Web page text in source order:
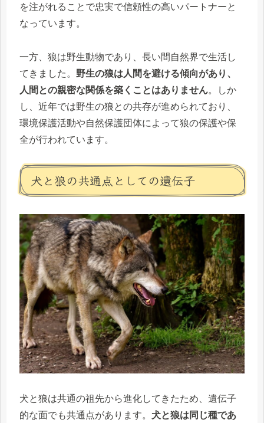
を注がれることで忠実で信頼性の高いパートナーと
なっています。
一方、狼は野生動物であり、長い間自然界で生活し
てきました。 野生の狼は人間を避ける傾向があり、
人間との親密な関係を築くことはありません。しか
し、近年では野生の狼との共存が進められており、
環境保護活動や自然保護団体によって狼の保護や保
全が行われています。
犬と狼の共通点としての遺伝子
犬と狼は共通の祖先から進化してきたため、遺伝子
的な面でも共通点があります。 犬と狼は同じ種であ